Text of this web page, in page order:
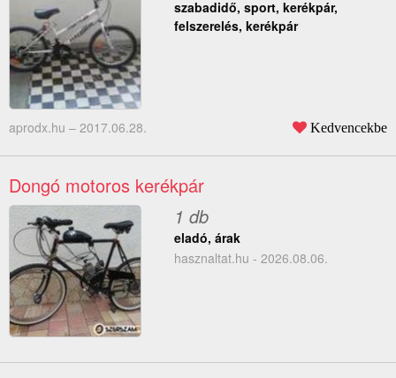
szabadidő, sport, kerékpár,
felszerelés, kerékpár
aprodx.hu – 2017.06.28. Kedvencekbe
Dongó motoros kerékpár
1 db
eladó, árak
hasznaltat.hu - 2026.08.06.